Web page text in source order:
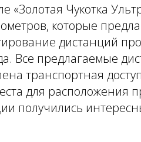
«Золотая Чукотка
которые
дистанций
Все предлагаемые
транспортная
для расположения
получились